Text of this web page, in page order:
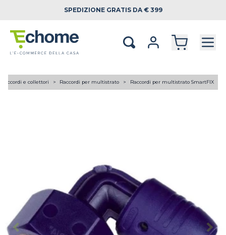
SPEDIZIONE GRATIS DA € 399
Raccordi e collettori Raccordi per multistrato Raccordi per multistrato SmartFIX